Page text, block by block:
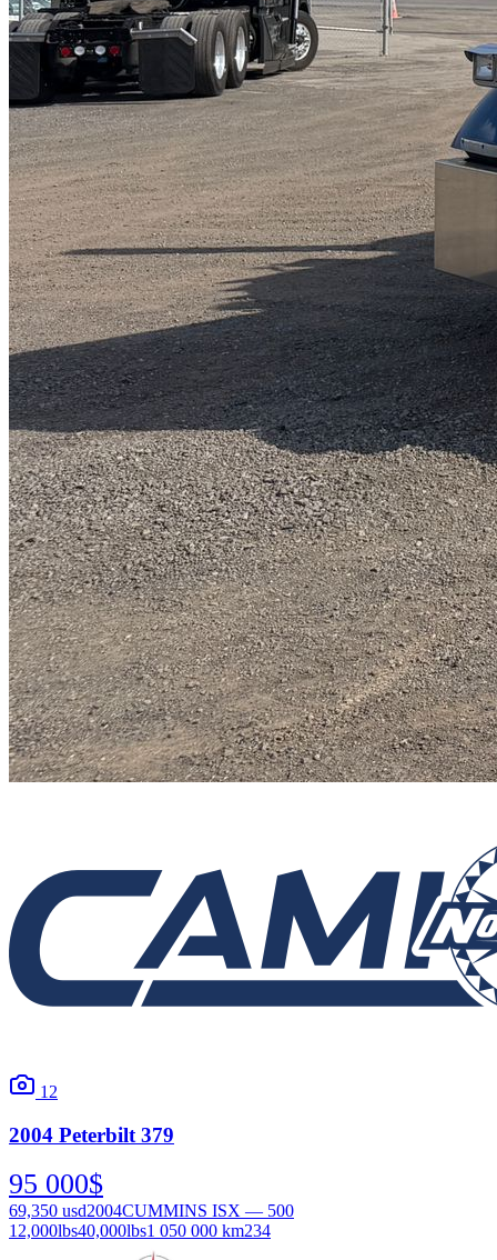
12
2004 Peterbilt 379
95 000$
69,350 usd2004CUMMINS ISX — 500
12,000lbs40,000lbs1 050 000 km234